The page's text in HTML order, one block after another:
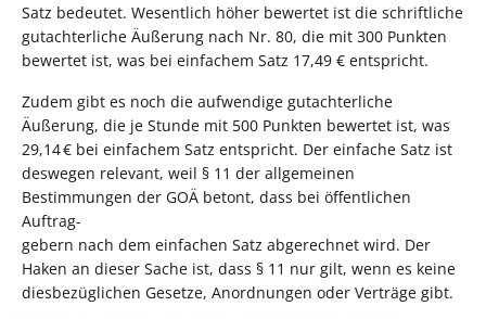
Satz bedeutet. Wesentlich höher bewertet ist die schriftliche
gutachterliche Äußerung nach Nr. 80, die mit 300 Punkten
bewertet ist, was bei einfachem Satz 17,49 € entspricht.
Zudem gibt es noch die aufwendige gutachterliche
Äußerung, die je Stunde mit 500 Punkten bewertet ist, was
29,14 € bei einfachem Satz entspricht. Der einfache Satz ist
deswegen relevant, weil § 11 der allgemeinen
Bestimmungen der GOÄ betont, dass bei öffentlichen
Auftrag-
gebern nach dem einfachen Satz abgerechnet wird. Der
Haken an dieser Sache ist, dass § 11 nur gilt, wenn es keine
diesbezüglichen Gesetze, Anordnungen oder Verträge gibt.